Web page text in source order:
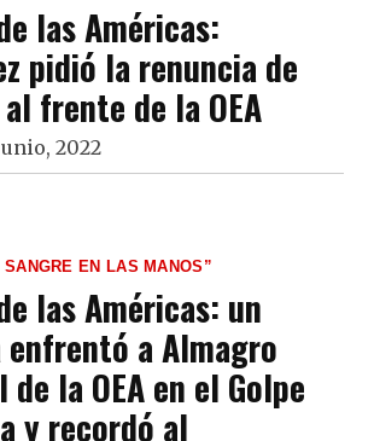
las Américas:
pidió la renuncia de
frente de la OEA
2022
EN LAS MANOS”
las Américas: un
a Almagro
la OEA en el Golpe
y recordó al